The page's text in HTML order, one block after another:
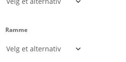
Ramme